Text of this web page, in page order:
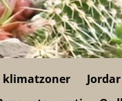
klimatzoner